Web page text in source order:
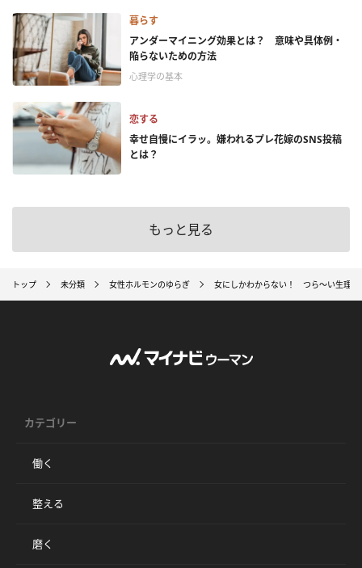
暮らす
アンダーマイニング効果とは？ 意味や具体例・
陥らないための方法
心理学の基本
恋する
幸せ自慢にイラッ。嫌われるプレ花嫁のSNS投稿
とは？
もっと見る
トップ 未分類 女性ホルモンのゆらぎ 女にしかわからない！ つら～い生理痛
カテゴリー
働く
整える
磨く